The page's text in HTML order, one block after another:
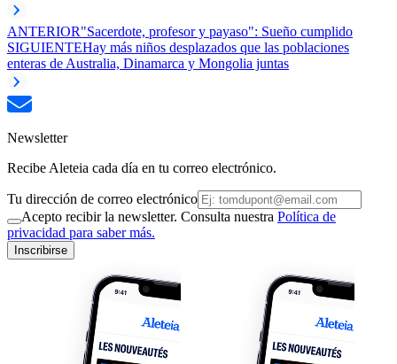
ANTERIOR"Sacerdote, profesor y payaso": Sueño cumplido
SIGUIENTEHay más niños desplazados que las poblaciones
enteras de Australia, Dinamarca y Mongolia juntas
Newsletter
Recibe Aleteia cada día en tu correo electrónico.
Tu dirección de correo electrónico
Acepto recibir la newsletter. Consulta nuestra Política de
privacidad para saber más.
Inscribirse